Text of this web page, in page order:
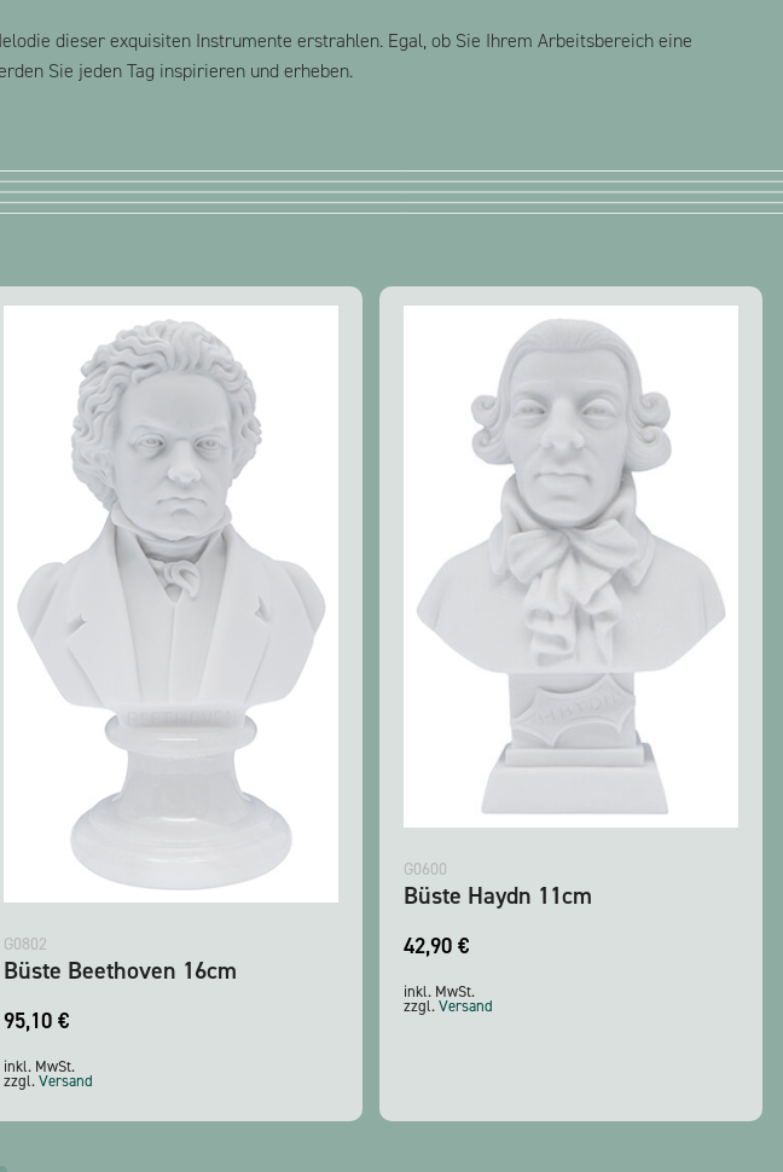
dieser exquisiten Instrumente erstrahlen. Egal, ob Sie Ihrem Arbeitsbereich eine
Sie jeden Tag inspirieren und erheben.
G0802
Büste Beethoven 16cm
95,10 €
inkl. MwSt.
zzgl.Versand
G0600
Büste Haydn 11cm
42,90 €
inkl. MwSt.
zzgl.Versand